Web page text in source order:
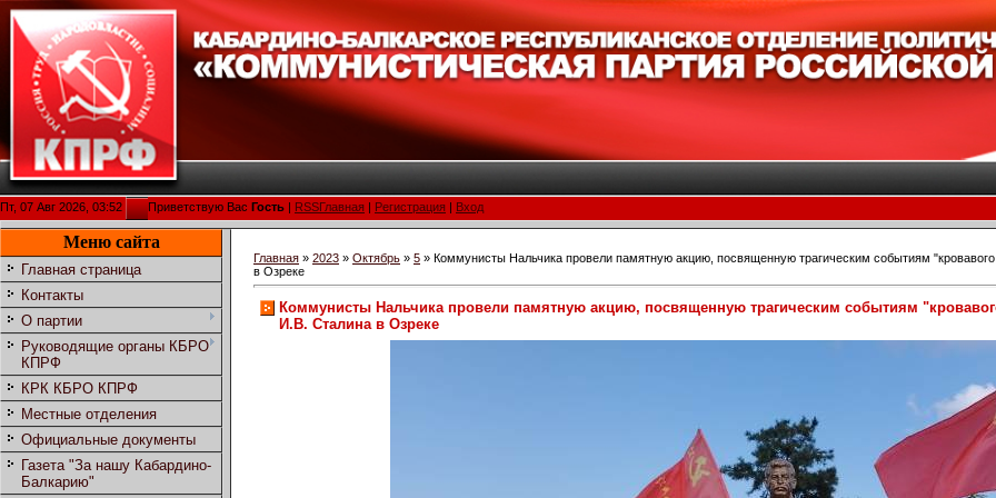
Пт, 07 Авг 2026, 03:52 Приветствую Вас Гость RSSГлавная Регистрация Вход
Меню сайта
Главная страница
Контакты
О партии
Руководящие органы КБРО
КПРФ
КРК КБРО КПРФ
Местные отделения
Официальные документы
Газета "За нашу Кабардино-
Балкарию"
Главная » 2023 » Октябрь » 5 » Коммунисты Нальчика провели памятную акцию, посвященную трагическим событиям
в Озреке
Коммунисты Нальчика провели памятную акцию, посвященную трагическим событиям
И.В. Сталина в Озреке